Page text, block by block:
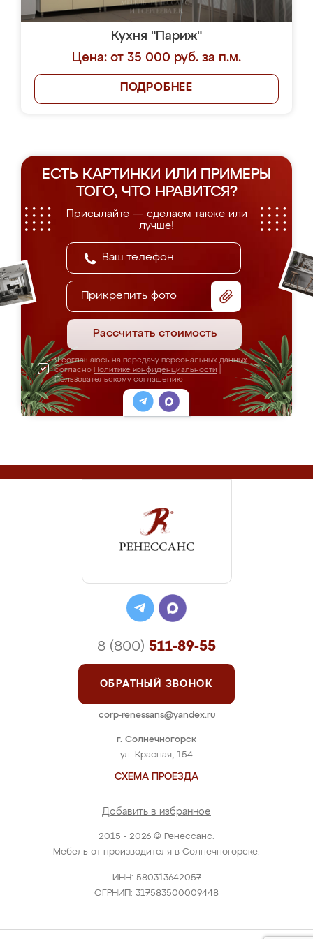
Кухня "Париж"
Цена: от 35 000 руб. за п.м.
ПОДРОБНЕЕ
ЕСТЬ КАРТИНКИ ИЛИ ПРИМЕРЫ
ТОГО, ЧТО НРАВИТСЯ?
Присылайте — сделаем также или
лучше!
Прикрепить фото
Рассчитать стоимость
Я соглашаюсь на передачу персональных данных
согласно Политике конфиденциальности
Пользовательскому соглашению
2015 - 2026 © Ренессанс.
Мебель от производителя в Солнечногорске.
ИНН: 580313642057
ОГРНИП: 317583500009448
г. Солнечногорск
ул. Красная, 154
СХЕМА ПРОЕЗДА
Добавить в избранное
8 (800) 511-89-55
ОБРАТНЫЙ ЗВОНОК
corp-renessans@yandex.ru